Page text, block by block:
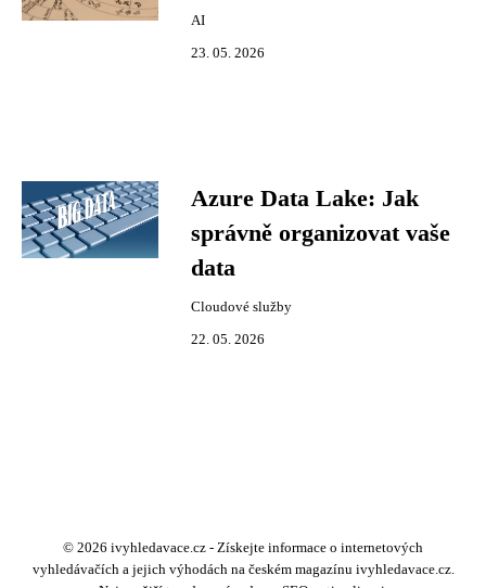
AI
23. 05. 2026
Azure Data Lake: Jak
správně organizovat vaše
data
Cloudové služby
22. 05. 2026
© 2026 ivyhledavace.cz - Získejte informace o internetových
vyhledávačích a jejich výhodách na českém magazínu ivyhledavace.cz.